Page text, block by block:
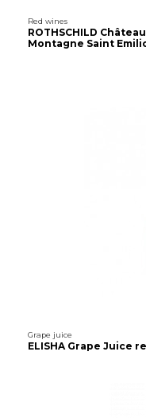
Red wines
ROTHSCHILD
Montagne Saint
Grape juice
ELISHA Grape Juice